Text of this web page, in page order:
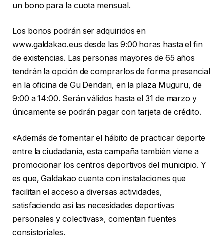
un bono para la cuota mensual.
Los bonos podrán ser adquiridos en
www.galdakao.eus desde las 9:00 horas hasta el fin
de existencias. Las personas mayores de 65 años
tendrán la opción de comprarlos de forma presencial
en la oficina de Gu Dendari, en la plaza Muguru, de
9:00 a 14:00. Serán válidos hasta el 31 de marzo y
únicamente se podrán pagar con tarjeta de crédito.
«Además de fomentar el hábito de practicar deporte
entre la ciudadanía, esta campaña también viene a
promocionar los centros deportivos del municipio. Y
es que, Galdakao cuenta con instalaciones que
facilitan el acceso a diversas actividades,
satisfaciendo así las necesidades deportivas
personales y colectivas», comentan fuentes
consistoriales.